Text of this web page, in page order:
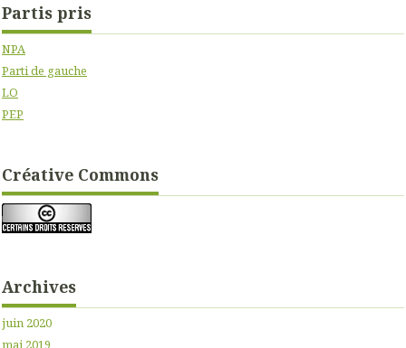
Partis pris
NPA
Parti de gauche
LO
PEP
Créative Commons
Archives
juin 2020
mai 2019